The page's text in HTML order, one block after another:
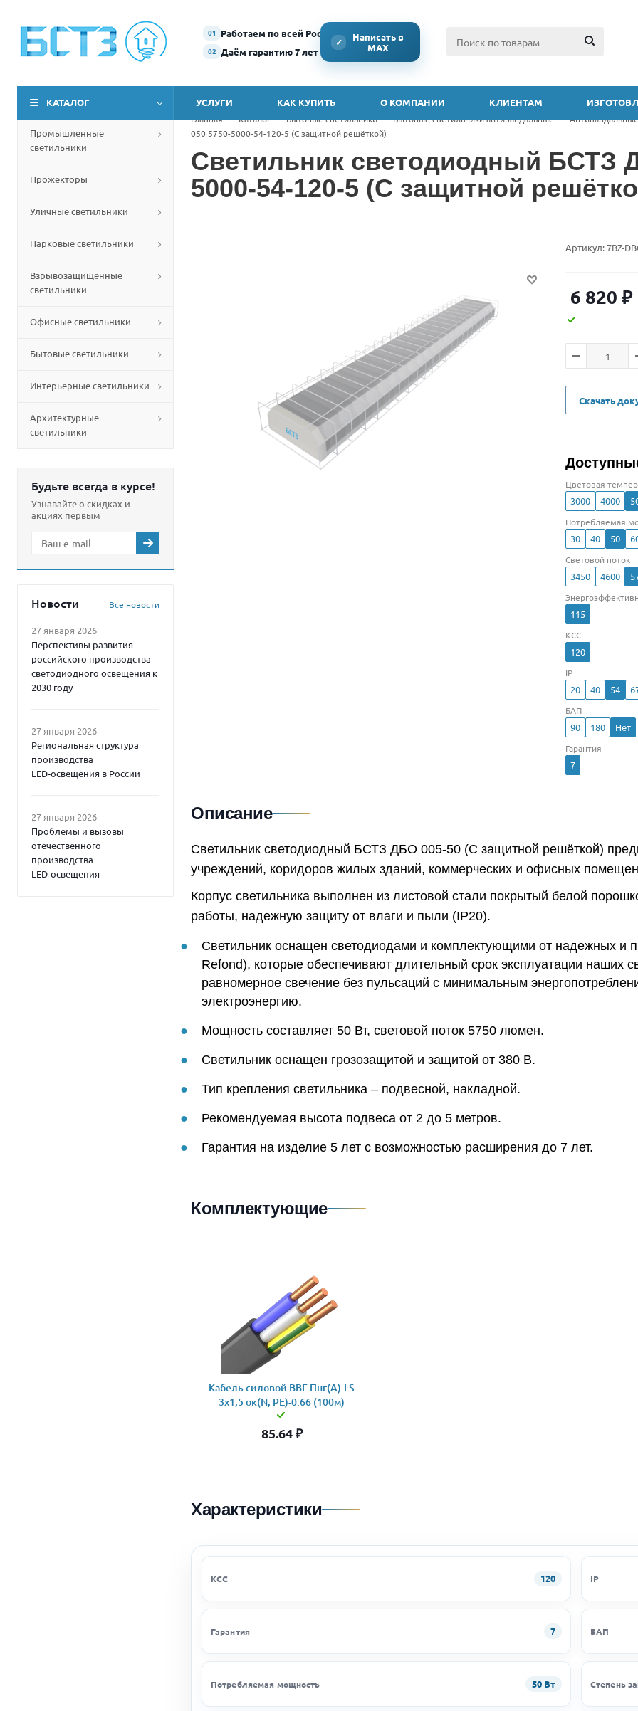
01 Работаем по всей России
02 Даём гарантию 7 лет
✓
Написать в
MAX
КАТАЛОГ УСЛУГИ КАК КУПИТЬ О КОМПАНИИ КЛИЕНТАМ
Промышленные
светильники
Прожекторы
Уличные светильники
Парковые светильники
Взрывозащищенные
светильники
Офисные светильники
Бытовые светильники
Интерьерные светильники
Архитектурные
светильники
Будьте всегда в курсе!
Узнавайте о скидках и
акциях первым
Новости Все новости
27 января 2026
Перспективы развития
российского производства
светодиодного освещения к
2030 году
27 января 2026
Региональная структура
производства
LED‑освещения в России
27 января 2026
Проблемы и вызовы
отечественного
производства
LED‑освещения
Главная - Каталог - Бытовые светильники - Бытовые светильники антивандальные -
050 5750-5000-54-120-5 (С защитной решёткой)
Светильник светодиодный БСТЗ
5000-54-120-5 (С защитной
Артикул:7BZ-
6 820 ₽
Скачать
Цветовая
3000 4000
Потребляемая
30 40 50
Световой поток
3450 4600
115
КСС
120
IP
20 40 54
БАП
90 180 Нет
Гарантия
7
Описание
Светильник светодиодный БСТЗ ДБО 005-50 (С защитной решёткой)
учреждений, коридоров жилых зданий, коммерческих и офисных
Корпус светильника выполнен из листовой стали покрытый белой
работы, надежную защиту от влаги и пыли (IP20).
Светильник оснащен светодиодами и комплектующими от надежных и
Refond), которые обеспечивают длительный срок эксплуатации наших
равномерное свечение без пульсаций с минимальным
электроэнергию.
Мощность составляет 50 Вт, световой поток 5750 люмен.
Светильник оснащен грозозащитой и защитой от 380 В.
Тип крепления светильника – подвесной, накладной.
Рекомендуемая высота подвеса от 2 до 5 метров.
Гарантия на изделие 5 лет с возможностью расширения до 7 лет.
Комплектующие
Кабель силовой ВВГ-Пнг(А)-LS
3x1,5 ок(N, PE)-0.66 (100м)
85.64₽
Характеристики
КСС 120 IP
Гарантия 7 БАП
Потребляемая мощность 50 Вт Степень